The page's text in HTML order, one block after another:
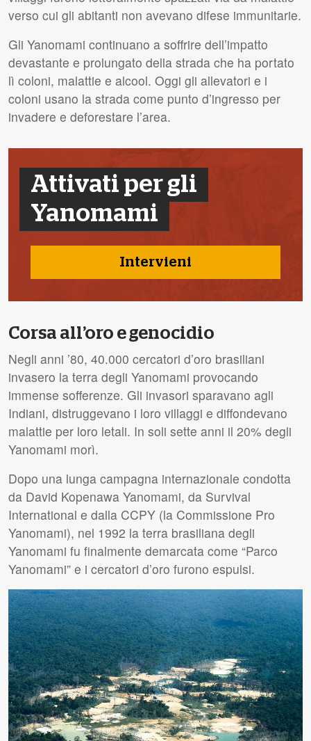
verso cui gli abitanti non avevano difese immunitarie.
Gli Yanomami continuano a soffrire dell’impatto
devastante e prolungato della strada che ha portato
lì coloni, malattie e alcool. Oggi gli allevatori e i
coloni usano la strada come punto d’ingresso per
invadere e deforestare l’area.
Attivati per gli
Yanomami
Intervieni
Corsa all’oro e genocidio
Negli anni ’80, 40.000 cercatori d’oro brasiliani
invasero la terra degli Yanomami provocando
immense sofferenze. Gli invasori sparavano agli
Indiani, distruggevano i loro villaggi e diffondevano
malattie per loro letali. In soli sette anni il 20% degli
Yanomami morì.
Dopo una lunga campagna internazionale condotta
da David Kopenawa Yanomami, da Survival
International e dalla CCPY (la Commissione Pro
Yanomami), nel 1992 la terra brasiliana degli
Yanomami fu finalmente demarcata come “Parco
Yanomami” e i cercatori d’oro furono espulsi.